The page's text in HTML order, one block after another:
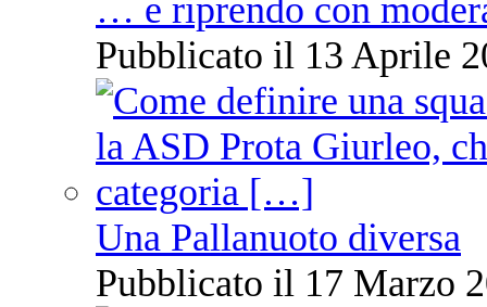
… e riprendo con
Pubblicato il 13 Aprile
Una Pallanuoto diversa
Pubblicato il 17 Marzo